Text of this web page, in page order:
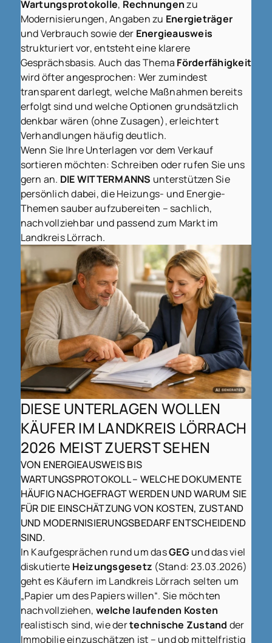
Wartungsprotokolle, Rechnungenzu
Modernisierungen, Angaben zu Energieträger
und Verbrauch sowie der Energieausweis
strukturiert vor, entsteht eine klarere
Gesprächsbasis. Auch das Thema Förderfähigkeit
wird öfter angesprochen: Wer zumindest
transparent darlegt, welche Maßnahmen bereits
erfolgt sind und welche Optionen grundsätzlich
denkbar wären (ohne Zusagen), erleichtert
Verhandlungen häufig deutlich.
Wenn Sie Ihre Unterlagen vor dem Verkauf
sortieren möchten: Schreiben oder rufen Sie uns
gern an. DIE WITTERMANNS unterstützen Sie
persönlich dabei, die Heizungs- und Energie-
Themen sauber aufzubereiten – sachlich,
nachvollziehbar und passend zum Markt im
Landkreis Lörrach.
DIESE UNTERLAGEN WOLLEN
KÄUFER IM LANDKREIS LÖRRACH
2026 MEIST ZUERST SEHEN
VON ENERGIEAUSWEIS BIS
WARTUNGSPROTOKOLL – WELCHE DOKUMENTE
HÄUFIG NACHGEFRAGT WERDEN UND WARUM SIE
FÜR DIE EINSCHÄTZUNG VON KOSTEN, ZUSTAND
UND MODERNISIERUNGSBEDARF ENTSCHEIDEND
SIND.
In Kaufgesprächen rund um dasGEGund das viel
diskutierte Heizungsgesetz (Stand: 23.03.2026)
geht es Käufern im Landkreis Lörrach selten um
„Papier um des Papiers willen“. Sie möchten
nachvollziehen, welche laufenden Kosten
realistisch sind, wie dertechnische Zustand der
Immobilie einzuschätzen ist – und ob mittelfristig